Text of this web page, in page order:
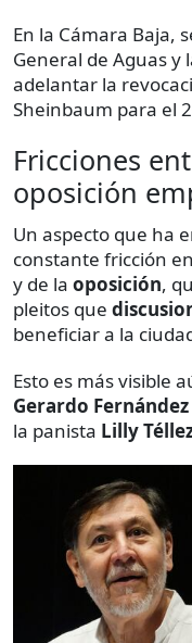
En la Cámara Baja,
General de Aguas
adelantar la
Sheinbaum para el
Fricciones
oposición
Un aspecto que ha
constante fricción
y de la oposición,
pleitos que
beneficiar a la
Esto es más visible
Gerardo
la panista Lilly